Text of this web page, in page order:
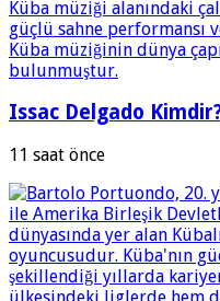
Issac Delgado
11 saat önce